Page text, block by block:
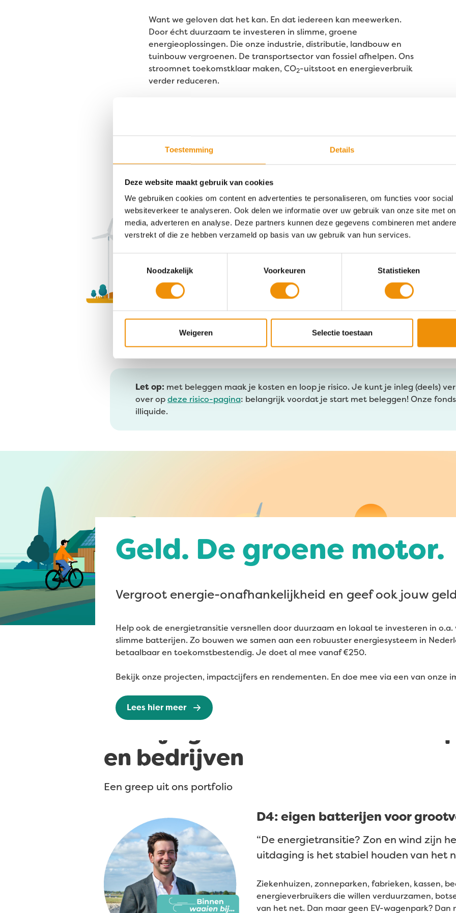
Toestemming Details
Deze website maakt gebruik van cookies
We gebruiken cookies om content en advertenties te personaliseren, om functies voor
websiteverkeer te analyseren. Ook delen we informatie over uw gebruik van onze site met
media, adverteren en analyse. Deze partners kunnen deze gegevens combineren met
verstrekt of die ze hebben verzameld op basis van uw gebruik van hun services.
Noodzakelijk
Voorkeuren Statistieken
Weigeren Selectie toestaan
Want we geloven dat het kan. En dat iedereen kan meewerken.
Door écht duurzaam te investeren in slimme, groene
energieoplossingen. Die onze industrie, distributie, landbouw en
tuinbouw vergroenen. De transportsector van fossiel afhelpen. Ons
stroomnet toekomstklaar maken, CO2-uitstoot en energieverbruik
verder reduceren.
Zo werkt je geld écht duurzaam
Onze impact: 859 duizend ton CO
Samen boeken we resultaat. Financieel
ja, maar ook: aantoonbaar
meer groene energie in Nederland en minder CO
2
-uitstoot. Impact
op alle fronten, dus.
Meer over onze impact
Dit zeggen onze deelnemers over ons
Let op: met beleggen maak je kosten en loop je risico. Je kunt je inleg (deels)
over opdeze risico-pagina: belangrijk voordat je start met beleggen! Onze
illiquide.
Geld. De groene motor.
Vergroot energie-onafhankelijkheid en geef ook jouw
Help ook de energietransitie versnellen door duurzaam en lokaal te investeren in
slimme batterijen. Zo bouwen we samen aan een robuuster energiesysteem in
betaalbaar en toekomstbestendig. Je doet al mee vanaf €250.
Bekijk onze projecten, impactcijfers en rendementen. En doe mee via een van onze
Lees hier meer
en bedrijven
Een greep uit ons portfolio
D4: eigen batterijen voor
“De energietransitie? Zon en wind zijn
uitdaging is het stabiel houden van het
Ziekenhuizen, zonneparken, fabrieken, kassen,
energieverbruikers die willen verduurzamen,
van het net. Dan maar geen EV-wagenpark? Dan